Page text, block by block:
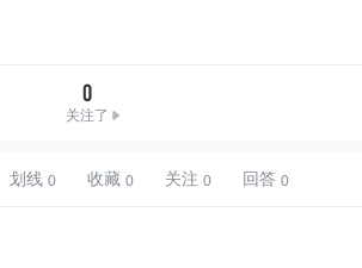
0
关注了
划线 收藏 关注 回答